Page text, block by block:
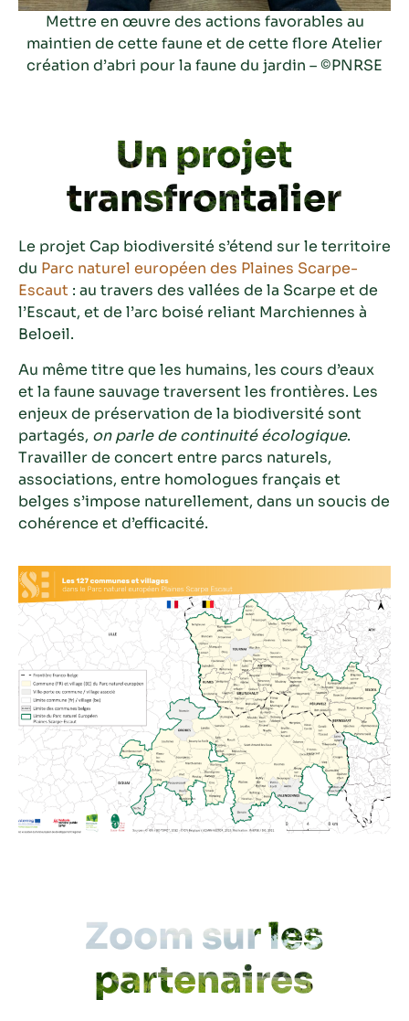
Mettre en œuvre des actions favorables au
maintien de cette faune et de cette flore Atelier
création d’abri pour la faune du jardin – ©PNRSE
Un projet
transfrontalier
Le projet Cap biodiversité s’étend sur le territoire
du Parc naturel européen des Plaines Scarpe-
Escaut : au travers des vallées de la Scarpe et de
l’Escaut, et de l’arc boisé reliant Marchiennes à
Beloeil.
Au même titre que les humains, les cours d’eaux
et la faune sauvage traversent les frontières. Les
enjeux de préservation de la biodiversité sont
partagés, on parle de continuité écologique.
Travailler de concert entre parcs naturels,
associations, entre homologues français et
belges s’impose naturellement, dans un soucis de
cohérence et d’efficacité.
Zoom sur les
partenaires